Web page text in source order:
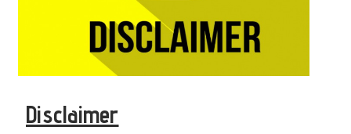
Disclaimer